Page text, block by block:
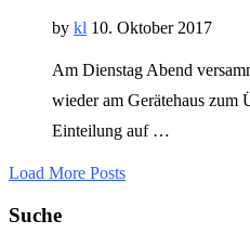
by kl 10. Oktober 2017
Am Dienstag Abend
wieder am Gerätehaus zum
Einteilung auf …
Load More Posts
Suche